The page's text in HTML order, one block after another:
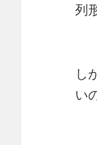
列
し
い